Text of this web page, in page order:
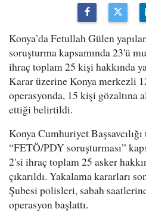
Konya’da Fetullah Gülen
soruşturma kapsamında 23'ü
ihraç toplam 25 kişi hakkında
Karar üzerine Konya merkezli
operasyonda, 15 kişi gözaltına
ettiği belirtildi.
Konya Cumhuriyet
“FETÖ/PDY soruşturması”
2'si ihraç toplam 25 asker
çıkarıldı. Yakalama kararları
Şubesi polisleri, sabah
operasyon başlattı.